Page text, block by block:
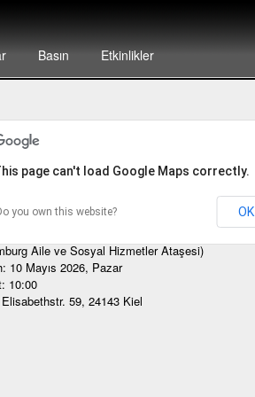
Basın Etkinlikler
Aile Bilgilendirme Toplantısı
Aile ve Sosyal Hizmetler Ataşesi)
10 Mayıs 2026, Pazar
10:00
59, 24143 Kiel
page can't load Google Maps correctly.
you own this website? OK